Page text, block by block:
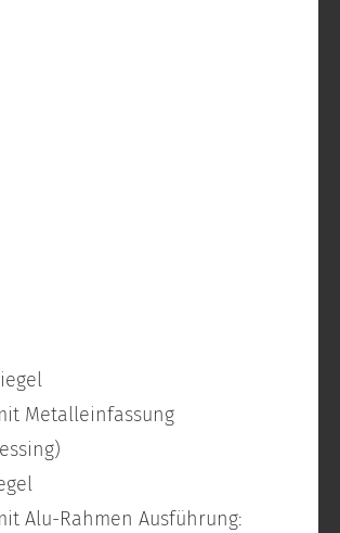
Metalleinfassung
Alu-Rahmen Ausführung: